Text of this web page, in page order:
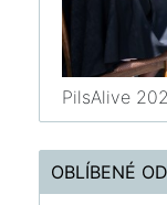
PilsAlive
OBLÍBENÉ